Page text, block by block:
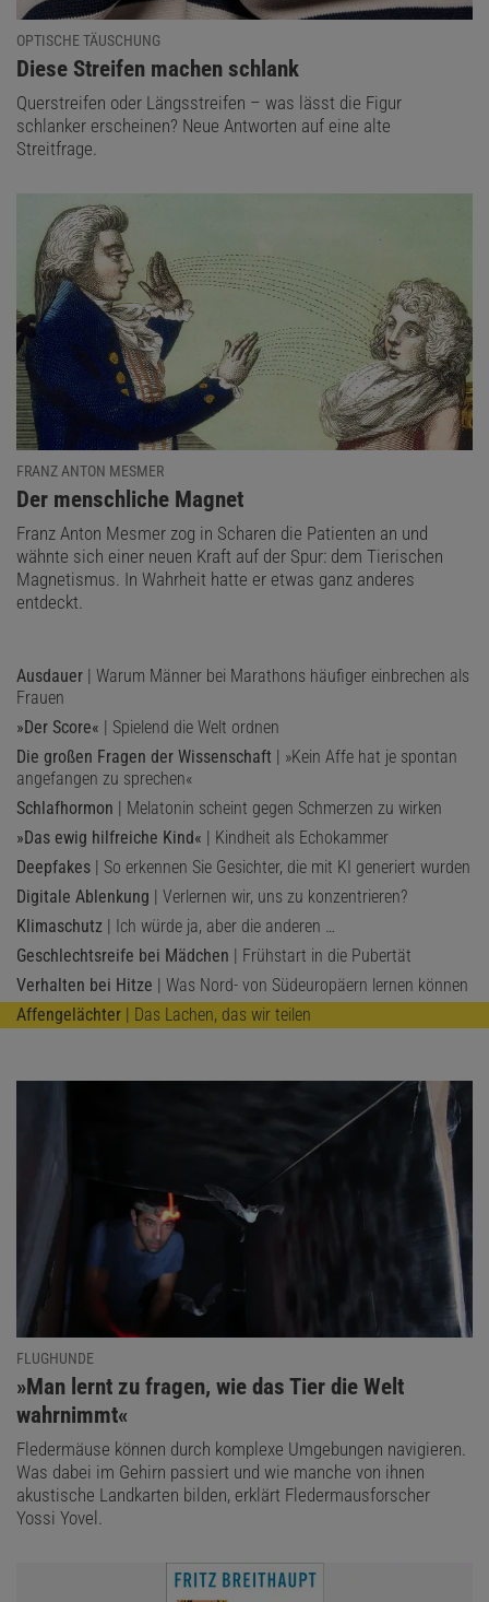
OPTISCHE TÄUSCHUNG
:
Diese Streifen machen schlank
Querstreifen oder Längsstreifen – was lässt die Figur
schlanker erscheinen? Neue Antworten auf eine alte
Streitfrage.
FRANZ ANTON MESMER
:
Der menschliche Magnet
Franz Anton Mesmer zog in Scharen die Patienten an und
wähnte sich einer neuen Kraft auf der Spur: dem Tierischen
Magnetismus. In Wahrheit hatte er etwas ganz anderes
entdeckt.
Ausdauer | Warum Männer bei Marathons häufiger einbrechen als
Frauen
»Der Score« | Spielend die Welt ordnen
Die großen Fragen der Wissenschaft | »Kein Affe hat je spontan
angefangen zu sprechen«
Schlafhormon | Melatonin scheint gegen Schmerzen zu wirken
»Das ewig hilfreiche Kind« | Kindheit als Echokammer
Deepfakes | So erkennen Sie Gesichter, die mit KI generiert wurden
Digitale Ablenkung | Verlernen wir, uns zu konzentrieren?
Klimaschutz | Ich würde ja, aber die anderen …
Geschlechtsreife bei Mädchen | Frühstart in die Pubertät
Verhalten bei Hitze | Was Nord- von Südeuropäern lernen können
Affengelächter | Das Lachen, das wir teilen
FLUGHUNDE
:
»Man lernt zu fragen, wie das Tier die Welt
wahrnimmt«
Fledermäuse können durch komplexe Umgebungen navigieren.
Was dabei im Gehirn passiert und wie manche von ihnen
akustische Landkarten bilden, erklärt Fledermausforscher
Yossi Yovel.